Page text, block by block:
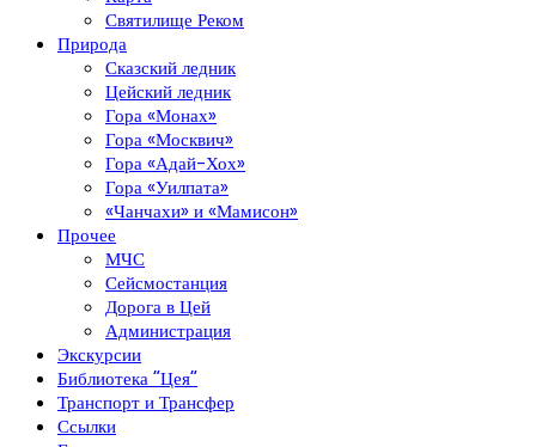
Святилище Реком
Природа
Сказский ледник
Цейский ледник
Гора «Монах»
Гора «Москвич»
Гора «Адай-Хох»
Гора «Уилпата»
«Чанчахи» и «Мамисон»
Прочее
МЧС
Сейсмостанция
Дорога в Цей
Администрация
Экскурсии
Библиотека “Цея”
Транспорт и Трансфер
Ссылки